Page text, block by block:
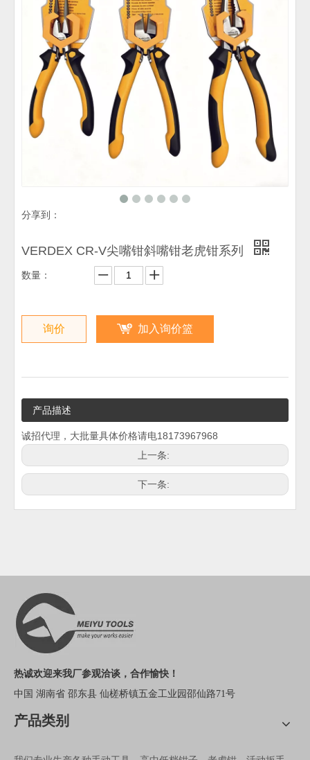
分享到：
VERDEX CR-V尖嘴钳斜嘴钳老虎钳系列
数量：
询价 加入询价篮
产品描述
诚招代理，大批量具体价格请电18173967968
上一条:
下一条:
热诚欢迎来我厂参观洽谈，合作愉快！
中国 湖南省 邵东县 仙槎桥镇五金工业园邵仙路71号
产品类别